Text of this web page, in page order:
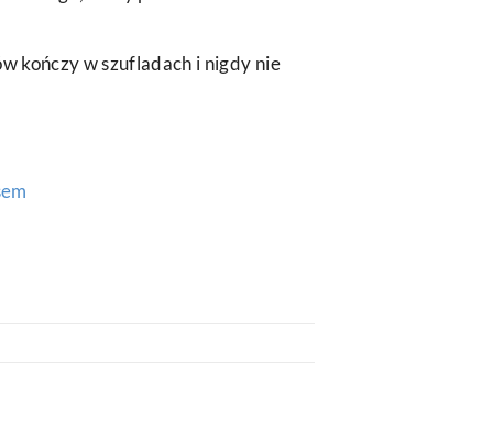
kończy w szufladach i nigdy nie